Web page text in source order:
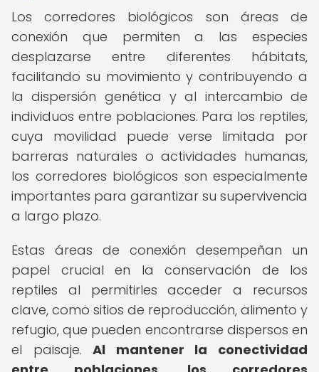
Los corredores biológicos son áreas de
conexión que permiten a las especies
desplazarse entre diferentes hábitats,
facilitando su movimiento y contribuyendo a
la dispersión genética y al intercambio de
individuos entre poblaciones. Para los reptiles,
cuya movilidad puede verse limitada por
barreras naturales o actividades humanas,
los corredores biológicos son especialmente
importantes para garantizar su supervivencia
a largo plazo.
Estas áreas de conexión desempeñan un
papel crucial en la conservación de los
reptiles al permitirles acceder a recursos
clave, como sitios de reproducción, alimento y
refugio, que pueden encontrarse dispersos en
el paisaje.Al mantener la conectividad